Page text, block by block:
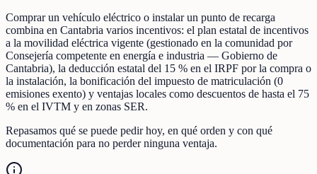
Comprar un vehículo eléctrico o instalar un punto de recarga
combina en Cantabria varios incentivos: el plan estatal de incentivos
a la movilidad eléctrica vigente (gestionado en la comunidad por
Consejería competente en energía e industria — Gobierno de
Cantabria), la deducción estatal del 15 % en el IRPF por la compra o
la instalación, la bonificación del impuesto de matriculación (0
emisiones exento) y ventajas locales como descuentos de hasta el 75
% en el IVTM y en zonas SER.
Repasamos qué se puede pedir hoy, en qué orden y con qué
documentación para no perder ninguna ventaja.